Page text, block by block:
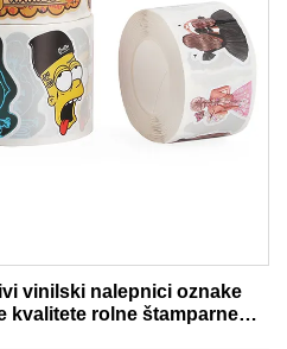
vinilski nalepnici oznake
kvalitete rolne štamparne